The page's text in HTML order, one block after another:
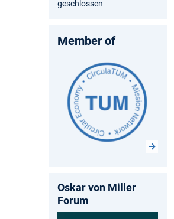
geschlossen
Member of
Oskar von Miller
Forum